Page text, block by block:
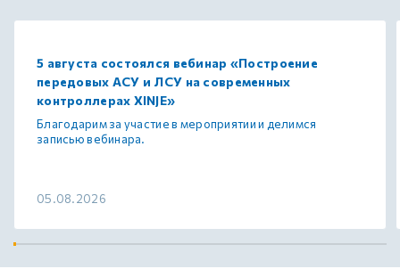
5 августа состоялся вебинар «Построение
передовых АСУ и ЛСУ на современных
контроллерах XINJE»
Благодарим за участие в мероприятии и делимся
записью вебинара.
05.08.2026